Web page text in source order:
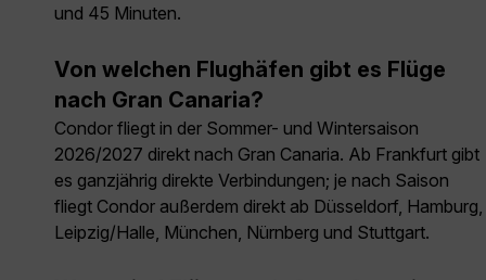
und 45 Minuten.
Von welchen Flughäfen gibt es Flüge
nach Gran Canaria?
Condor fliegt in der Sommer- und Wintersaison
2026/2027 direkt nach Gran Canaria. Ab Frankfurt gibt
es ganzjährig direkte Verbindungen; je nach Saison
fliegt Condor außerdem direkt ab Düsseldorf, Hamburg,
Leipzig/Halle, München, Nürnberg und Stuttgart.